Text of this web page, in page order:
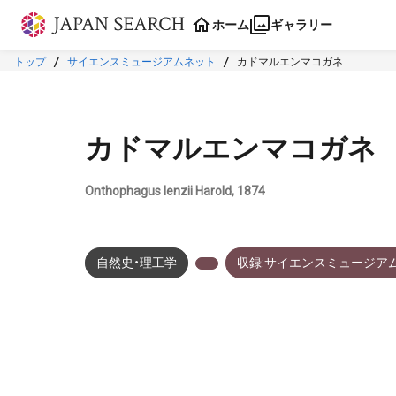
本文に飛ぶ
ホーム ギャラリー
トップ サイエンスミュージアムネット カドマルエンマコガネ
カドマルエンマコガネ
Onthophagus lenzii Harold, 1874
自然史・理工学 収録:サイエンスミュージア